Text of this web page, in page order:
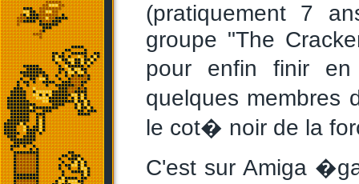
(pratiquement 7
groupe "The
pour enfin finir
quelques membres
le cot� noir de la
C'est sur Amiga